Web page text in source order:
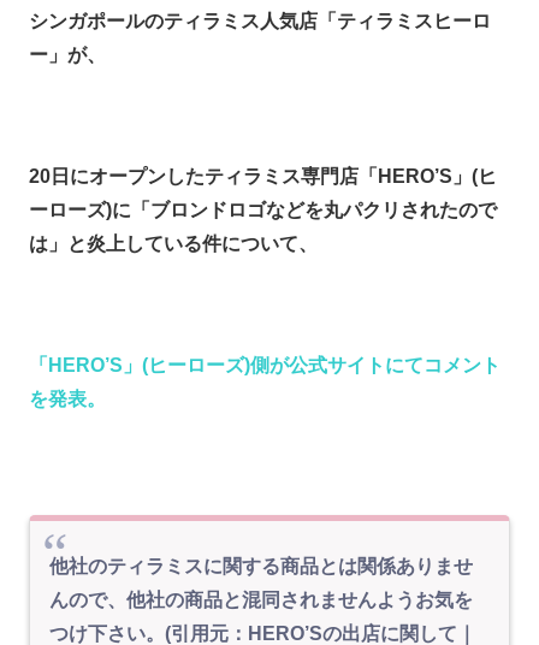
シンガポールのティラミス人気店「ティラミスヒーロ
ー」が、
20日にオープンしたティラミス専門店「HERO’S」(ヒ
ーローズ)に「ブロンドロゴなどを丸パクリされたので
は」と炎上している件について、
「HERO’S」(ヒーローズ)側が公式サイトにてコメント
を発表。
他社のティラミスに関する商品とは関係ありませ
んので、他社の商品と混同されませんようお気を
つけ下さい。(引用元：HERO’Sの出店に関して｜